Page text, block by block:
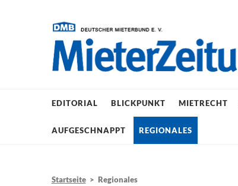
EDITORIAL BLICKPUNKT MIETRECHT
AUFGESCHNAPPT REGIONALES
Startseite> Regionales